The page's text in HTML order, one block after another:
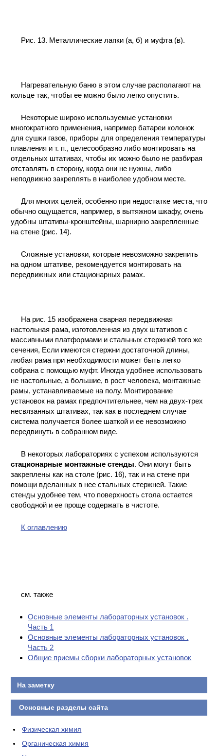
Рис. 13. Металлические лапки (а, б) и муфта (в).
Нагревательную баню в этом случае располагают на
кольце так, чтобы ее можно было легко опустить.
Некоторые широко используемые установки
многократного применения, например батареи колонок
для сушки газов, приборы для определения температуры
плавления и т. п., целесообразно либо монтировать на
отдельных штативах, чтобы их можно было не разбирая
отставлять в сторону, когда они не нужны, либо
неподвижно закреплять в наиболее удобном месте.
Для многих целей, особенно при недостатке места, что
обычно ощущается, например, в вытяжном шкафу, очень
удобны штативы-кронштейны, шарнирно закрепленные
на стене (рис. 14).
Сложные установки, которые невозможно закрепить
на одном штативе, рекомендуется монтировать на
передвижных или стационарных рамах.
На рис. 15 изображена сварная передвижная
настольная рама, изготовленная из двух штативов с
массивными платформами и стальных стержней того же
сечения, Если имеются стержни достаточной длины,
любая рама при необходимости может быть легко
собрана с помощью муфт. Иногда удобнее использовать
не настольные, а большие, в рост человека, монтажные
рамы, устанавливаемые на полу. Монтирование
установок на рамах предпочтительнее, чем на двух-трех
несвязанных штативах, так как в последнем случае
система получается более шаткой и ее невозможно
передвинуть в собранном виде.
В некоторых лабораториях с успехом используются
стационарные монтажные стенды. Они могут быть
закреплены как на столе (рис. 16), так и на стене при
помощи вделанных в нее стальных стержней. Такие
стенды удобнее тем, что поверхность стола остается
свободной и ее проще содержать в чистоте.
К оглавлению
см. также
Основные элементы лабораторных установок .
Часть 1
Основные элементы лабораторных установок .
Часть 2
Общие приемы сборки лабораторных установок
На заметку
Основные разделы сайта
Физическая химия
Органическая химия